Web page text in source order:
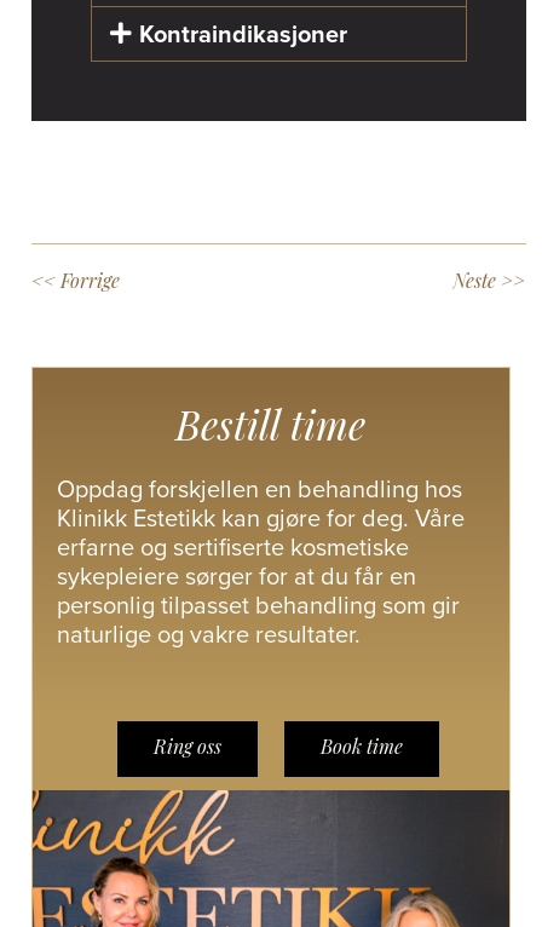
Kontraindikasjoner
<< Forrige Neste >>
Bestill time
Oppdag forskjellen en behandling hos
Klinikk Estetikk kan gjøre for deg. Våre
erfarne og sertifiserte kosmetiske
sykepleiere sørger for at du får en
personlig tilpasset behandling som gir
naturlige og vakre resultater.
Ring oss Book time